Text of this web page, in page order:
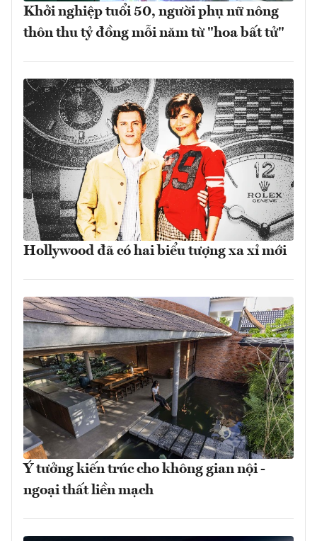
Khởi nghiệp tuổi 50, người phụ nữ nông
thôn thu tỷ đồng mỗi năm từ "hoa bất tử"
Hollywood đã có hai biểu tượng xa xỉ mới
Ý tưởng kiến trúc cho không gian nội -
ngoại thất liền mạch